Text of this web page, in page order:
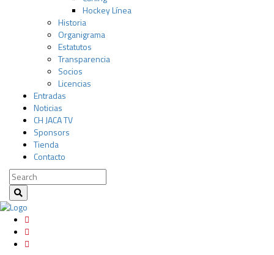
Hockey Línea
Historia
Organigrama
Estatutos
Transparencia
Socios
Licencias
Entradas
Noticias
CH JACA TV
Sponsors
Tienda
Contacto